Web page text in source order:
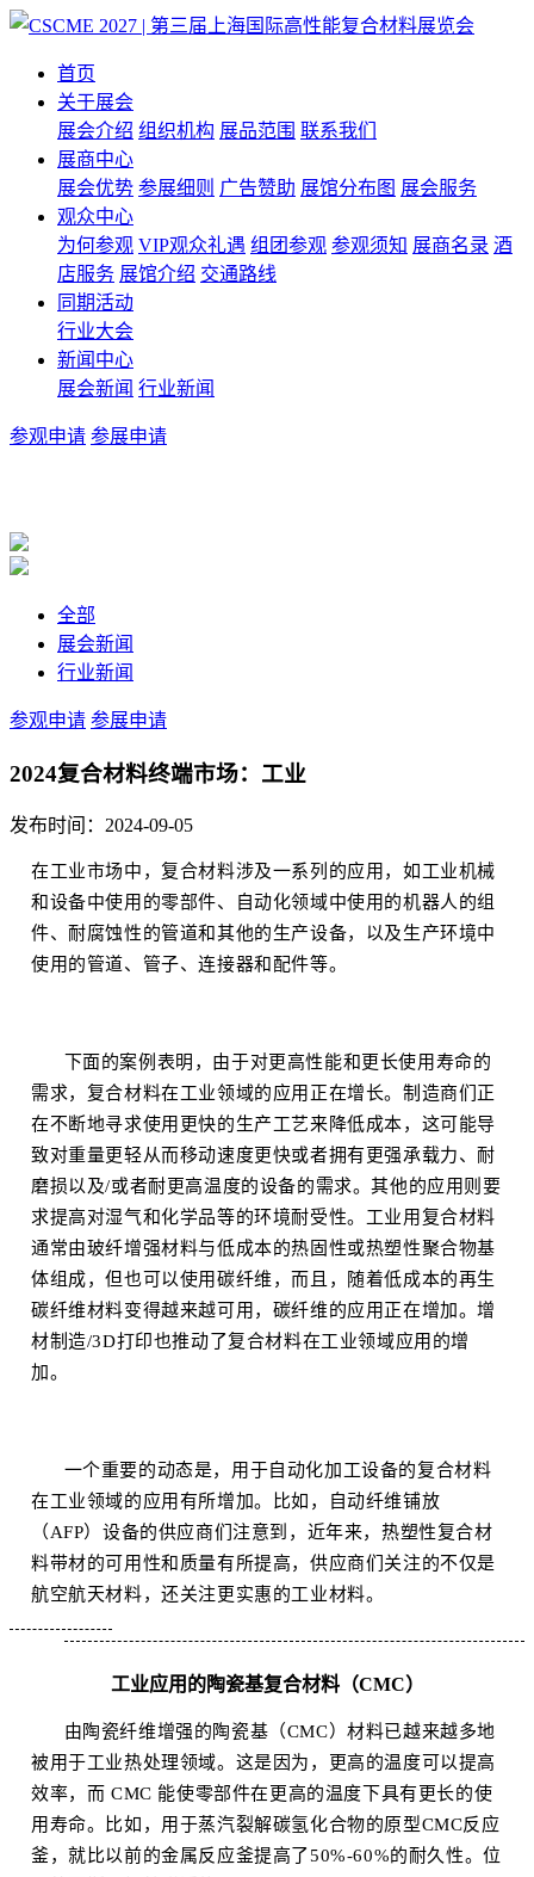
首页
关于展会
展会介绍 组织机构 展品范围 联系我们
展商中心
展会优势 参展细则 广告赞助 展馆分布图 展会服务
观众中心
为何参观 VIP观众礼遇 组团参观 参观须知 展商名录 酒
店服务 展馆介绍 交通路线
同期活动
行业大会
新闻中心
展会新闻 行业新闻
参观申请 参展申请
全部
展会新闻
行业新闻
参观申请 参展申请
2024复合材料终端市场：工业
发布时间：2024-09-05
在工业市场中，复合材料涉及一系列的应用，如工业机械
和设备中使用的零部件、自动化领域中使用的机器人的组
件、耐腐蚀性的管道和其他的生产设备，以及生产环境中
使用的管道、管子、连接器和配件等。
下面的案例表明，由于对更高性能和更长使用寿命的
需求，复合材料在工业领域的应用正在增长。制造商们正
在不断地寻求使用更快的生产工艺来降低成本，这可能导
致对重量更轻从而移动速度更快或者拥有更强承载力、耐
磨损以及/或者耐更高温度的设备的需求。其他的应用则要
求提高对湿气和化学品等的环境耐受性。工业用复合材料
通常由玻纤增强材料与低成本的热固性或热塑性聚合物基
体组成，但也可以使用碳纤维，而且，随着低成本的再生
碳纤维材料变得越来越可用，碳纤维的应用正在增加。增
材制造/3D打印也推动了复合材料在工业领域应用的增
加。
一个重要的动态是，用于自动化加工设备的复合材料
在工业领域的应用有所增加。比如，自动纤维铺放
（AFP）设备的供应商们注意到，近年来，热塑性复合材
料带材的可用性和质量有所提高，供应商们关注的不仅是
航空航天材料，还关注更实惠的工业材料。
工业应用的陶瓷基复合材料（CMC）
由陶瓷纤维增强的陶瓷基（CMC）材料已越来越多地
被用于工业热处理领域。这是因为，更高的温度可以提高
效率，而 CMC 能使零部件在更高的温度下具有更长的使
用寿命。比如，用于蒸汽裂解碳氢化合物的原型CMC反应
釜，就比以前的金属反应釜提高了50%-60%的耐久性。位